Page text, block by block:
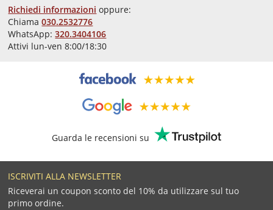
Richiedi informazioni oppure:
Chiama030.2532776
WhatsApp:320.3404106
Attivi lun-ven 8:00/18:30
Guarda le recensioni su
ISCRIVITI ALLA NEWSLETTER
Riceverai un coupon sconto del 10% da utilizzare sul tuo
primo ordine.